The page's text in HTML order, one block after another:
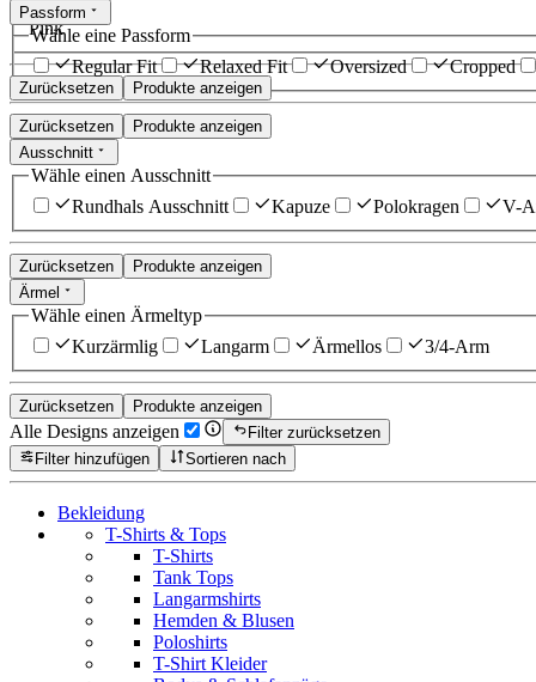
Pink
Zurücksetzen Produkte anzeigen
Passform
Wähle eine Passform
Regular Fit
Relaxed Fit Oversized Cropped
Zurücksetzen
Produkte anzeigen
Ausschnitt
Wähle einen Ausschnitt
Rundhals Ausschnitt
Kapuze Polokragen V-
Zurücksetzen
Produkte anzeigen
Ärmel
Wähle einen Ärmeltyp
Kurzärmlig
Langarm Ärmellos 3/4-Arm
Zurücksetzen Produkte anzeigen
Alle Designs anzeigen
Filter zurücksetzen
Filter hinzufügen
Sortieren nach
Bekleidung
T-Shirts & Tops
T-Shirts
Tank Tops
Langarmshirts
Hemden & Blusen
Poloshirts
T-Shirt Kleider